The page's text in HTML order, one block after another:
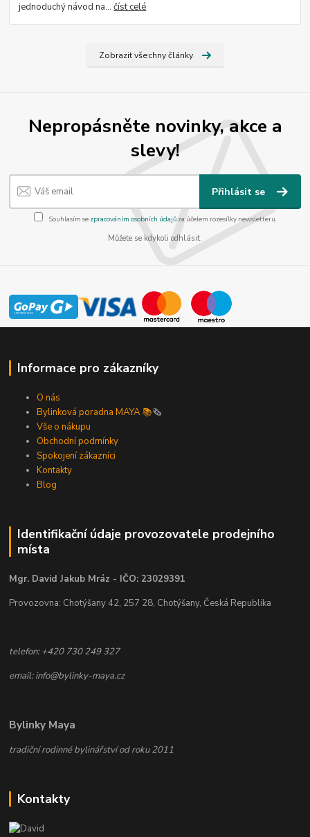
jednoduchý návod na...číst celé
Zobrazit všechny články
Nepropásněte novinky, akce a
slevy!
Přihlásit se
Souhlasím se zpracováním osobních údajůza účelem rozesílky newsletteru.
Můžete se kdykoli odhlásit.
Informace pro zákazníky
O nás
Bylinková poradna MAYA 📚🗞️
Vše o nákupu
Obchodní podmínky
Spokojení zákazníci
Kontakty
Blog
Identifikační údaje provozovatele prodejního
místa
Mgr. David Jakub Mráz - IČO: 23029391
Provozovna: Chotýšany 42, 257 28, Chotýšany, Česká Republika
telefon: +420 730 249 327
email: info@bylinky-maya.cz
Bylinky Maya
tradiční rodinné bylinářství od roku 2011
Kontakty